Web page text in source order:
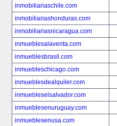
inmobiliariaschile.com
inmobiliariashonduras.com
inmobiliariasnicaragua.com
inmueblesalaventa.com
inmueblesbrasil.com
inmuebleschicago.com
inmueblesdealquiler.com
inmuebleselsalvador.com
inmueblesenuruguay.com
inmueblesenusa.com